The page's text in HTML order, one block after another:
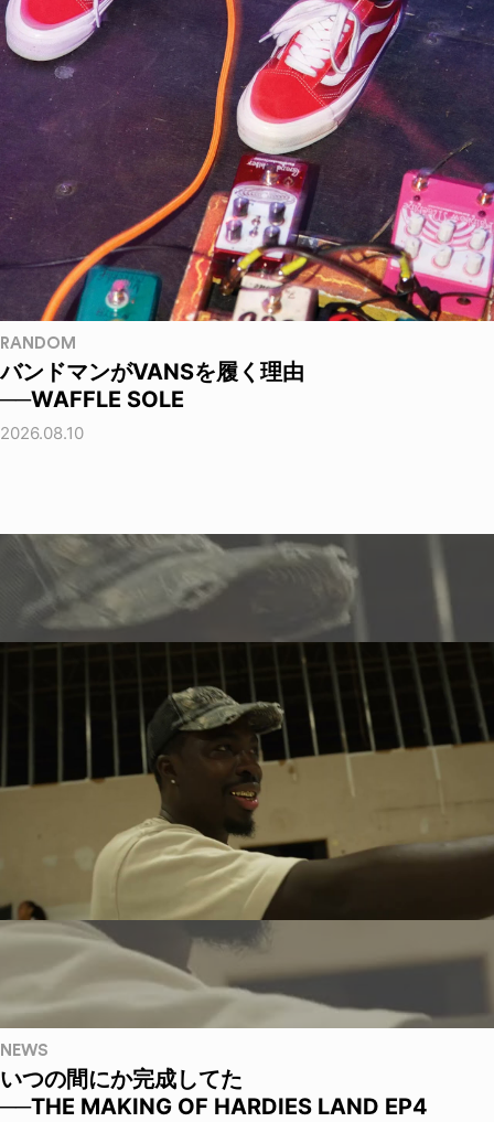
RANDOM
バンドマンがVANSを履く理由
──WAFFLE SOLE
2026.08.10
NEWS
いつの間にか完成してた
──THE MAKING OF HARDIES LAND EP4